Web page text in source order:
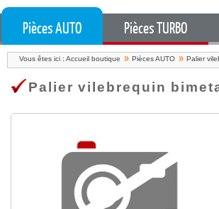
Pièces AUTO Pièces TURBO
Vous êtes ici : Accueil boutique Pièces AUTO Palier
Palier vilebrequin